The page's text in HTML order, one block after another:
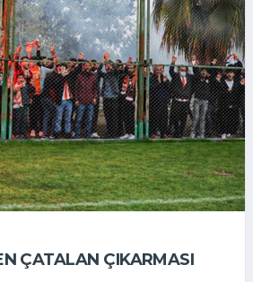
ÇATALAN ÇIKARMASI